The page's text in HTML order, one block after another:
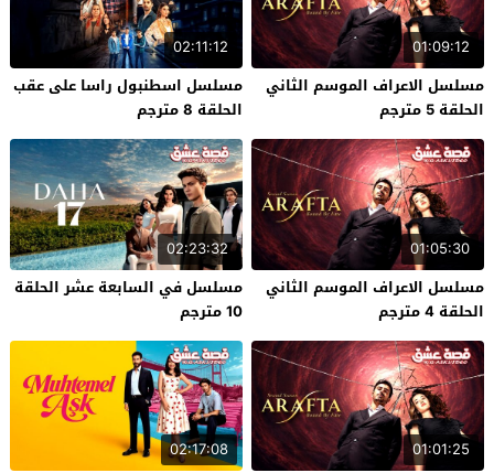
01:09:12
مسلسل الاعراف الموسم الثاني
الحلقة 5 مترجم
02:11:12
مسلسل اسطنبول راسا على عقب
الحلقة 8 مترجم
01:05:30
مسلسل الاعراف الموسم الثاني
الحلقة 4 مترجم
02:23:32
مسلسل في السابعة عشر الحلقة
10 مترجم
01:01:25
02:17:08